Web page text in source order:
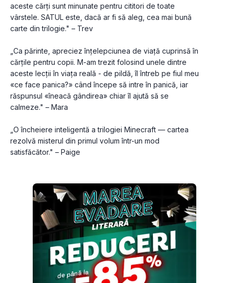
aceste cărți sunt minunate pentru cititori de toate
vârstele. SATUL este, dacă ar fi să aleg, cea mai bună
carte din trilogie." – Trev
„Ca părinte, apreciez înțelepciunea de viață cuprinsă în
cărțile pentru copii. M-am trezit folosind unele dintre
aceste lecții în viața reală - de pildă, îl întreb pe fiul meu
«ce face panica?» când începe să intre în panică, iar
răspunsul «îneacă gândirea» chiar îl ajută să se
calmeze." – Mara
„O încheiere inteligentă a trilogiei Minecraft — cartea
rezolvă misterul din primul volum într-un mod
satisfăcător." – Paige